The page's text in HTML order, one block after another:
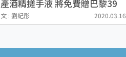
產酒精搓手液 將免費贈巴黎39
間公立醫院
文 : 劉紀彤 2020.03.16